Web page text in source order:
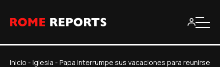
Inicio - Iglesia - Papa interrumpe sus vacaciones para reunirse